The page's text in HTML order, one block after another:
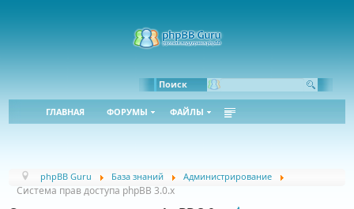
Поиск
ГЛАВНАЯ ФОРУМЫ ФАЙЛЫ
phpBB Guru База знаний Администрирование
Система прав доступа phpBB 3.0.x